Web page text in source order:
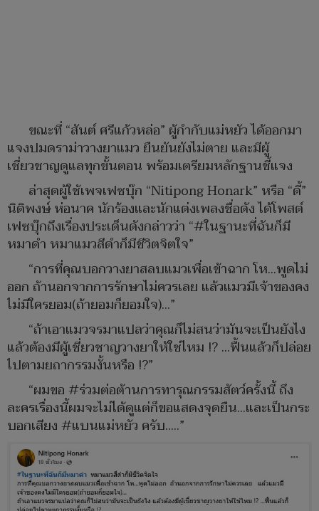
ขณะที่ “สันต์ ศรีแก้วหล่อ” ผู้กำกับแม่หยัว ได้ออกมา
แจงปมดราม่าวางยาแมว ยืนยันยังไม่ตาย และมีผู้
เชี่ยวชาญดูแลทุกขั้นตอน พร้อมเตรียมหลักฐานชี้แจง
ล่าสุดผู้ใช้เพจเฟซบุ๊ก “Nitipong Honark” หรือ “ดี้”
นิติพงษ์ ห่อนาค นักร้องและนักแต่งเพลงชื่อดัง ได้โพสต์
เฟซบุ๊กถึงเรื่องประเด็นดังกล่าวว่า “#ในฐานะที่ฉันก็มี
หมาดำ หมาแมวสีดำก็มีชีวิตจิตใจ”
“การที่คุณบอกวางยาสลบแมวเพื่อเข้าฉาก โห...พูดไม่
ออก ถ้านอกจากการรักษาไม่ควรเลย แล้วแมวมีเจ้าของคง
ไม่มีใครยอม(ถ้ายอมก็ยอมใจ)...”
“ถ้าเอาแมวจรมาแปลว่าคุณก็ไม่สนว่ามันจะเป็นยังไง
แล้วต้องมีผู้เชี่ยวชาญวางยาให้ใช่ไหม !? …ฟื้นแล้วก็ปล่อย
ไปตามยถากรรมงั้นหรือ !?”
“ผมขอ #ร่วมต่อต้านการทารุณกรรมสัตว์ครั้งนี้ ถึง
ละครเรื่องนี้ผมจะไม่ได้ดูแต่ก็ขอแสดงจุดยืน...และเป็นกระ
บอกเสียง #แบนแม่หยัว ครับ.....”